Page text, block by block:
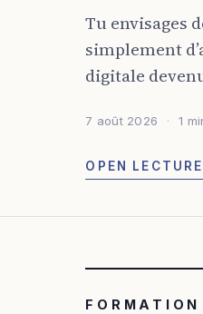
Tu envisages
simplement
digitale
7 août 2026 1
OPEN LECTURE
FORMATION